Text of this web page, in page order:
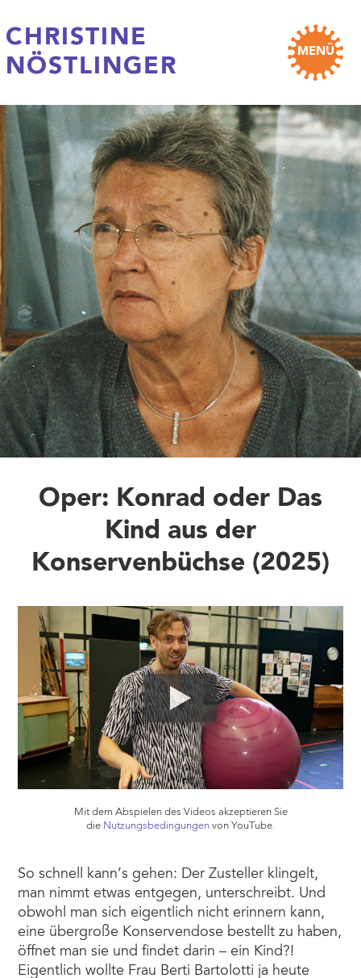
CHRISTINE
NÖSTLINGER
MENÜ
Oper: Konrad oder Das
Kind aus der
Konservenbüchse (2025)
Mit dem Abspielen des Videos akzeptieren Sie
die Nutzungsbedingungen von YouTube.
So schnell kann’s gehen: Der Zusteller klingelt,
man nimmt etwas entgegen, unterschreibt. Und
obwohl man sich eigentlich nicht erinnern kann,
eine übergroße Konservendose bestellt zu haben,
öffnet man sie und findet darin – ein Kind?!
Eigentlich wollte Frau Berti Bartolotti ja heute